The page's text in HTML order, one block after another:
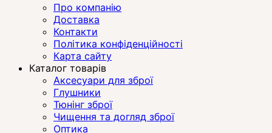
Про компанію
Доставка
Контакти
Політика конфіденційності
Карта сайту
Каталог товарів
Аксесуари для зброї
Глушники
Тюнінг зброї
Чищення та догляд зброї
Оптика